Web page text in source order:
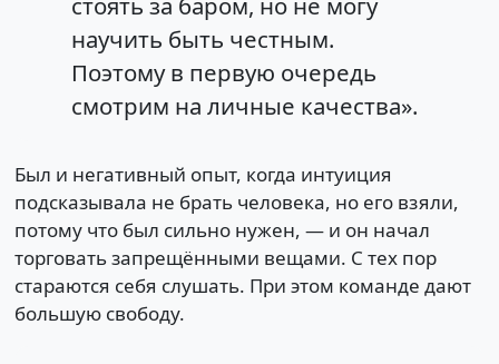
научить быть честным.
Поэтому в первую очередь
смотрим на личные качества».
Был и негативный опыт, когда интуиция
подсказывала не брать человека, но его взяли,
потому что был сильно нужен, — и он начал
торговать запрещёнными вещами. С тех пор
стараются себя слушать. При этом команде дают
большую свободу.